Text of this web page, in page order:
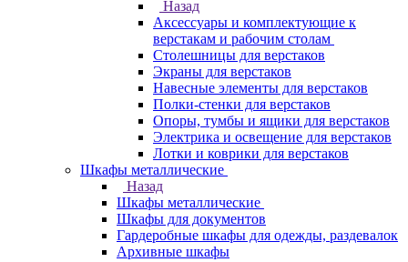
Назад
Аксессуары и комплектующие к
верстакам и рабочим столам
Столешницы для верстаков
Экраны для верстаков
Навесные элементы для верстаков
Полки-стенки для верстаков
Опоры, тумбы и ящики для верстаков
Электрика и освещение для верстаков
Лотки и коврики для верстаков
Шкафы металлические
Назад
Шкафы металлические
Шкафы для документов
Гардеробные шкафы для одежды, раздевалок
Архивные шкафы